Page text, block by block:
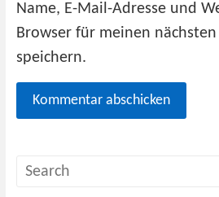
Name, E-Mail-Adresse und
Browser für meinen
speichern.